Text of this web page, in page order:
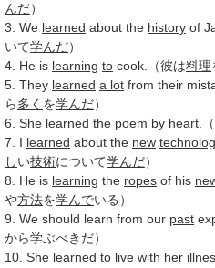
んだ）
3. We learned about the history of
いて学んだ）
4. He is learning to cook.（彼は料理
5. They learned a lot from their
ら多く を学んだ）
6. She learned the poem by heart.
7. I learned about the new
しい技術について学んだ）
8. He is learning the ropes of his
や方法を学んでいる）
9. We should learn from our past
から学ぶべきだ）
10. She learned to live with her